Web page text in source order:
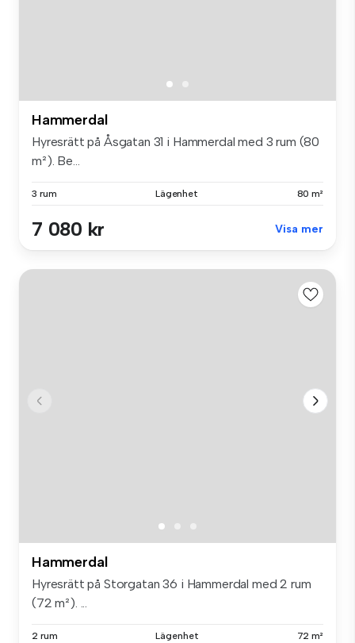
Hammerdal
Hyresrätt på Åsgatan 31 i Hammerdal med 3 rum (80
m²). Be...
3 rum Lägenhet 80 m²
7 080 kr Visa mer
Hammerdal
Hyresrätt på Storgatan 36 i Hammerdal med 2 rum
(72 m²). ...
2 rum Lägenhet 72 m²